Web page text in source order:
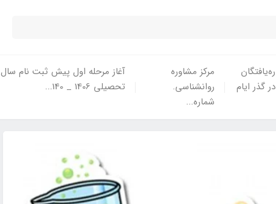
ره‌یافتگان
در گذر ایام
مرکز مشاوره
روانشناسی.
شماره...
آغاز مرحله اول پیش ثبت نام سال
تحصیلی 1406 _ 140...